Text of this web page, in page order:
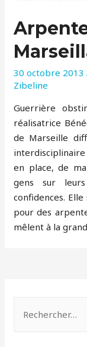
30 octobre 2013
Zibeline
Guerrière
réalisatrice
de Marseille
en place, de
gens sur
confidences.
pour des
mêlent à la